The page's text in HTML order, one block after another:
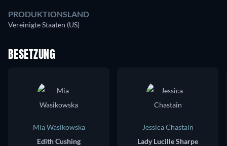
PRODUKTIONSLAND
Vereinigte Staaten (US)
BESETZUNG
Mia Wasikowska
Edith Cushing
Jessica Chastain
Lady Lucille Sharpe